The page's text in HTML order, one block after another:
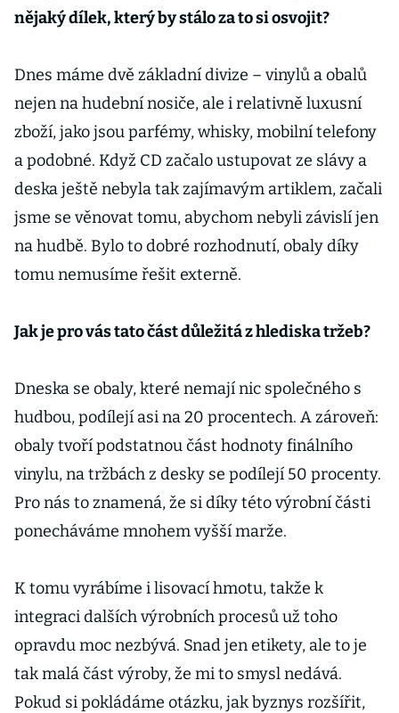
nějaký dílek, který by stálo za to si osvojit?
Dnes máme dvě základní divize – vinylů a obalů
nejen na hudební nosiče, ale i relativně luxusní
zboží, jako jsou parfémy, whisky, mobilní telefony
a podobné. Když CD začalo ustupovat ze slávy a
deska ještě nebyla tak zajímavým artiklem, začali
jsme se věnovat tomu, abychom nebyli závislí jen
na hudbě. Bylo to dobré rozhodnutí, obaly díky
tomu nemusíme řešit externě.
Jak je pro vás tato část důležitá z hlediska tržeb?
Dneska se obaly, které nemají nic společného s
hudbou, podílejí asi na 20 procentech. A zároveň:
obaly tvoří podstatnou část hodnoty finálního
vinylu, na tržbách z desky se podílejí 50 procenty.
Pro nás to znamená, že si díky této výrobní části
ponecháváme mnohem vyšší marže.
K tomu vyrábíme i lisovací hmotu, takže k
integraci dalších výrobních procesů už toho
opravdu moc nezbývá. Snad jen etikety, ale to je
tak malá část výroby, že mi to smysl nedává.
Pokud si pokládáme otázku, jak byznys rozšířit,